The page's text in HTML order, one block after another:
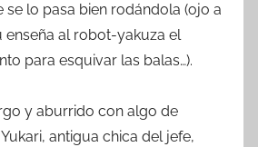
se lo pasa bien rodándola (ojo a
enseña al robot-yakuza el
para esquivar las balas…).
y aburrido con algo de
antigua chica del jefe,